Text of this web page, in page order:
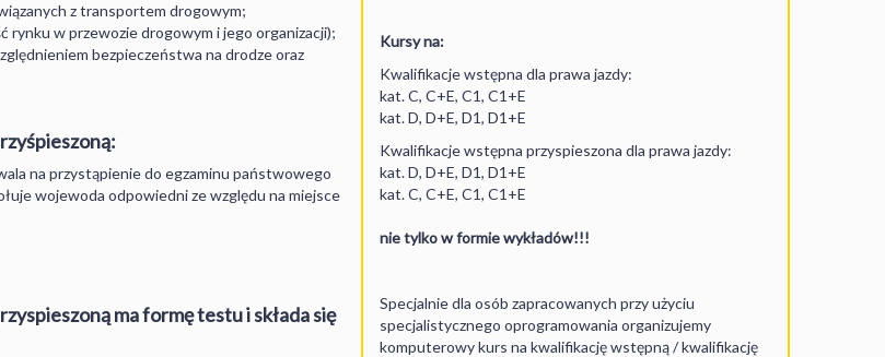
z transportem drogowym;
rynku w przewozie drogowym i jego organizacji);
bezpieczeństwa na drodze oraz
na przystąpienie do egzaminu państwowego
wojewoda odpowiedni ze względu na miejsce
ma formę testu i składa się
Kursy na:
Kwalifikacje wstępna dla prawa jazdy:
kat. C, C+E, C1, C1+E
kat. D, D+E, D1, D1+E
Kwalifikacje wstępna przyspieszona dla prawa jazdy:
kat. D, D+E, D1, D1+E
kat. C, C+E, C1, C1+E
nie tylko w formie wykładów!!!
Specjalnie dla osób zapracowanych przy użyciu
specjalistycznego oprogramowania organizujemy
komputerowy kurs na kwalifikację wstępną / kwalifikację